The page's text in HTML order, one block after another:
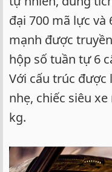
đại 700 mã lực
mạnh được
hộp số tuần tự 6
Với cấu trúc được
nhẹ, chiếc siêu
kg.